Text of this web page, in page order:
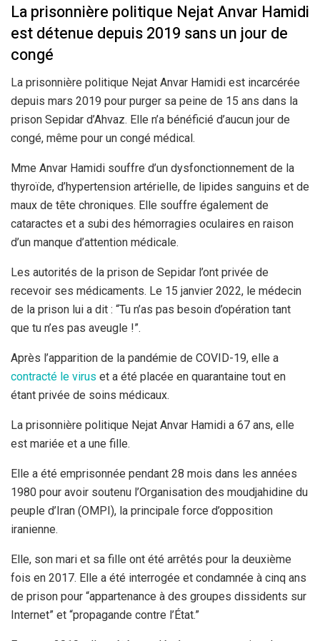
La prisonnière politique Nejat Anvar Hamidi
est détenue depuis 2019 sans un jour de
congé
La prisonnière politique Nejat Anvar Hamidi est incarcérée
depuis mars 2019 pour purger sa peine de 15 ans dans la
prison Sepidar d’Ahvaz. Elle n’a bénéficié d’aucun jour de
congé, même pour un congé médical.
Mme Anvar Hamidi souffre d’un dysfonctionnement de la
thyroïde, d’hypertension artérielle, de lipides sanguins et de
maux de tête chroniques. Elle souffre également de
cataractes et a subi des hémorragies oculaires en raison
d’un manque d’attention médicale.
Les autorités de la prison de Sepidar l’ont privée de
recevoir ses médicaments. Le 15 janvier 2022, le médecin
de la prison lui a dit : “Tu n’as pas besoin d’opération tant
que tu n’es pas aveugle !”.
Après l’apparition de la pandémie de COVID-19, elle a
contracté le virus et a été placée en quarantaine tout en
étant privée de soins médicaux.
La prisonnière politique Nejat Anvar Hamidi a 67 ans, elle
est mariée et a une fille.
Elle a été emprisonnée pendant 28 mois dans les années
1980 pour avoir soutenu l’Organisation des moudjahidine du
peuple d’Iran (OMPI), la principale force d’opposition
iranienne.
Elle, son mari et sa fille ont été arrêtés pour la deuxième
fois en 2017. Elle a été interrogée et condamnée à cinq ans
de prison pour “appartenance à des groupes dissidents sur
Internet” et “propagande contre l’État.”